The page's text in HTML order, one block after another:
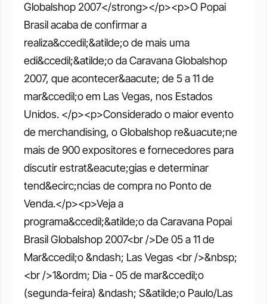
Globalshop 2007</strong></p><p>O Popai
Brasil acaba de confirmar a
realiza&ccedil;&atilde;o de mais uma
edi&ccedil;&atilde;o da Caravana Globalshop
2007, que acontecer&aacute; de 5 a 11 de
mar&ccedil;o em Las Vegas, nos Estados
Unidos. </p><p>Considerado o maior evento
de merchandising, o Globalshop re&uacute;ne
mais de 900 expositores e fornecedores para
discutir estrat&eacute;gias e determinar
tend&ecirc;ncias de compra no Ponto de
Venda.</p><p>Veja a
programa&ccedil;&atilde;o da Caravana Popai
Brasil Globalshop 2007<br />De 05 a 11 de
Mar&ccedil;o &ndash; Las Vegas <br />&nbsp;
<br />1&ordm; Dia - 05 de mar&ccedil;o
(segunda-feira) &ndash; S&atilde;o Paulo/Las